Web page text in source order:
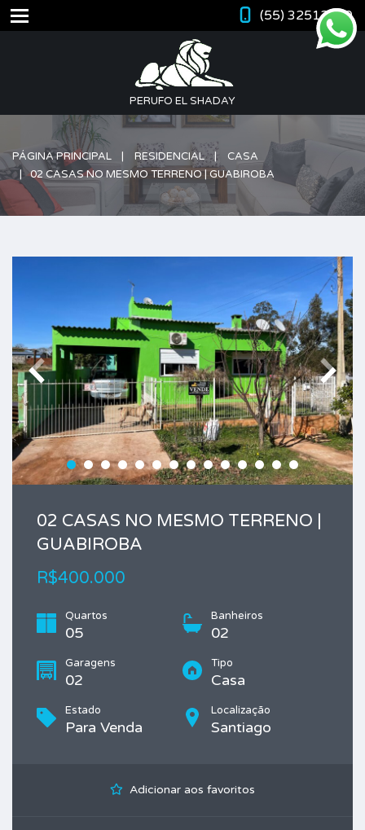
(55) 32512420
PERUFO EL SHADAY
PÁGINA PRINCIPAL RESIDENCIAL
CASA
02 CASAS NO MESMO TERRENO | GUABIROBA
02 CASAS NO MESMO TERRENO |
GUABIROBA
R$400.000
Quartos
05
Banheiros
02
Garagens
02
Tipo
Casa
Estado
Para Venda
Localização
Santiago
Adicionar aos favoritos